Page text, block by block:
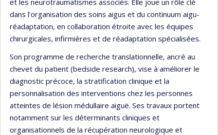
dans l’organisation des soins aigus et du continuum aigu-
réadaptation, en collaboration étroite avec les équipes
chirurgicales, infirmières et de réadaptation spécialisées.
Son programme de recherche translationnelle, ancré au
chevet du patient (bedside research), vise à améliorer le
diagnostic précoce, la stratification clinique et la
personnalisation des interventions chez les personnes
atteintes de lésion médullaire aiguë. Ses travaux portent
notamment sur les déterminants cliniques et
organisationnels de la récupération neurologique et